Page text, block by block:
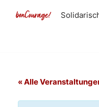
« Alle